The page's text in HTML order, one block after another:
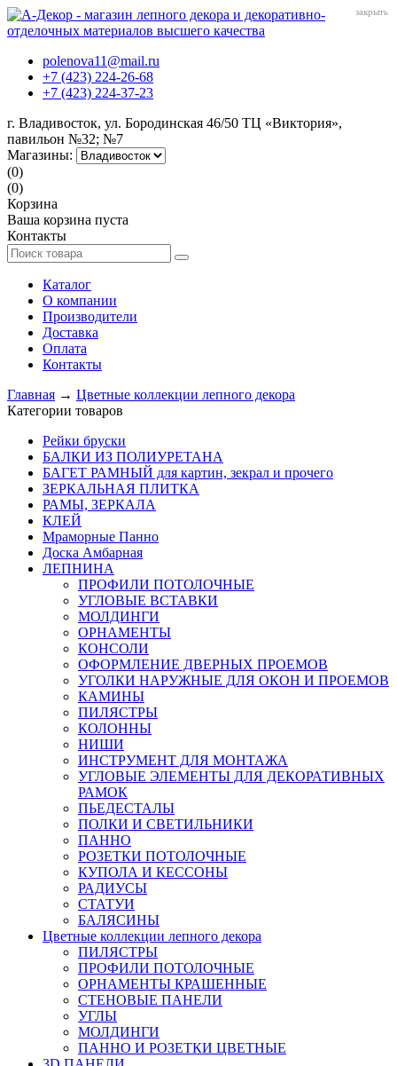
polenova11@mail.ru
+7 (423) 224-26-68
+7 (423) 224-37-23
г. Владивосток, ул. Бородинская 46/50 ТЦ «Виктория»,
павильон №32; №7
Магазины:
(0)
(0)
Корзина
Ваша корзина пуста
Контакты
Каталог
О компании
Производители
Доставка
Оплата
Контакты
Главная → Цветные коллекции лепного декора
Категории товаров
Рейки бруски
БАЛКИ ИЗ ПОЛИУРЕТАНА
БАГЕТ РАМНЫЙ для картин, зекрал и прочего
ЗЕРКАЛЬНАЯ ПЛИТКА
РАМЫ, ЗЕРКАЛА
КЛЕЙ
Мраморные Панно
Доска Амбарная
ЛЕПНИНА
ПРОФИЛИ ПОТОЛОЧНЫЕ
УГЛОВЫЕ ВСТАВКИ
МОЛДИНГИ
ОРНАМЕНТЫ
КОНСОЛИ
ОФОРМЛЕНИЕ ДВЕРНЫХ ПРОЕМОВ
УГОЛКИ НАРУЖНЫЕ ДЛЯ ОКОН И ПРОЕМОВ
КАМИНЫ
ПИЛЯСТРЫ
КОЛОННЫ
НИШИ
ИНСТРУМЕНТ ДЛЯ МОНТАЖА
УГЛОВЫЕ ЭЛЕМЕНТЫ ДЛЯ ДЕКОРАТИВНЫХ
РАМОК
ПЬЕДЕСТАЛЫ
ПОЛКИ И СВЕТИЛЬНИКИ
ПАННО
РОЗЕТКИ ПОТОЛОЧНЫЕ
КУПОЛА И КЕССОНЫ
РАДИУСЫ
СТАТУИ
БАЛЯСИНЫ
Цветные коллекции лепного декора
ПИЛЯСТРЫ
ПРОФИЛИ ПОТОЛОЧНЫЕ
ОРНАМЕНТЫ КРАШЕННЫЕ
СТЕНОВЫЕ ПАНЕЛИ
УГЛЫ
МОЛДИНГИ
ПАННО И РОЗЕТКИ ЦВЕТНЫЕ
закрыть